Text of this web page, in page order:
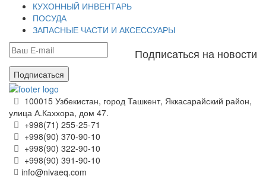
КУХОННЫЙ ИНВЕНТАРЬ
ПОСУДА
ЗАПАСНЫЕ ЧАСТИ И АКСЕССУАРЫ
Подписаться на новости
Подписаться
100015 Узбекистан, город Ташкент, Яккасарайский район,
улица А.Каххора, дом 47.
+998(71) 255-25-71
+998(90) 370-90-10
+998(90) 322-90-10
+998(90) 391-90-10
info@nivaeq.com